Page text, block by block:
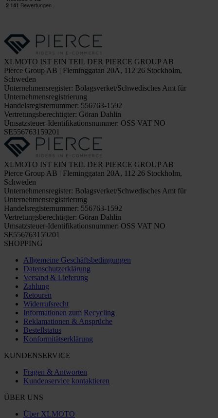
XLMOTO IST EIN TEIL DER PIERCE GROUP AB
Pierce Group AB | Fleminggatan 20A, 112 26 Stockholm,
Schweden
Unternehmensregister: Bolagsverket/Schwedisches Amt für
Unternehmensregistrierung
Handelsregisternummer: 556763-1592
Vertretungsberechtigter: Göran Dahlin
Umsatzsteuer-Identifikationsnummer: OSS VAT NO
SE556763159201
XLMOTO IST EIN TEIL DER PIERCE GROUP AB
Pierce Group AB | Fleminggatan 20A, 112 26 Stockholm,
Schweden
Unternehmensregister: Bolagsverket/Schwedisches Amt für
Unternehmensregistrierung
Handelsregisternummer: 556763-1592
Vertretungsberechtigter: Göran Dahlin
Umsatzsteuer-Identifikationsnummer: OSS VAT NO
SE556763159201
SHOPPING
Allgemeine Geschäftsbedingungen
Datenschutzerklärung
Versand & Lieferung
Zahlung
Retouren
Widerrufsrecht
Informationen zum Recycling
Reklamationen & Ansprüche
Bestellstatus
Konformitätserklärung
KUNDENSERVICE
Fragen & Antworten
Kundenservice kontaktieren
ÜBER UNS
Über XLMOTO